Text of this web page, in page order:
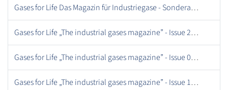
Gases for Life Das Magazin für Industriegase - Sonderausgabe, August 2018.pdf
Gases for Life „The industrial gases magazine” - Issue 26, December 2018.pdf
Gases for Life „The industrial gases magazine” - Issue 04, December 2011 .pdf
Gases for Life „The industrial gases magazine” - Issue 10, August 2013 .pdf